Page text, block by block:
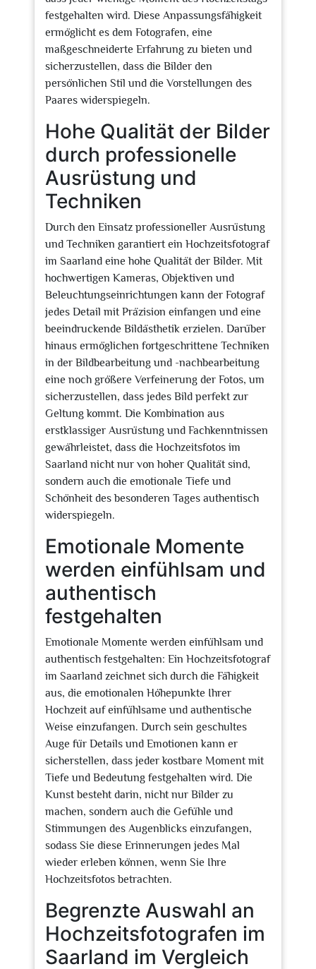
festgehalten wird. Diese Anpassungsfähigkeit
ermöglicht es dem Fotografen, eine
maßgeschneiderte Erfahrung zu bieten und
sicherzustellen, dass die Bilder den
persönlichen Stil und die Vorstellungen des
Paares widerspiegeln.
Hohe Qualität der Bilder
durch professionelle
Ausrüstung und
Techniken
Durch den Einsatz professioneller Ausrüstung
und Techniken garantiert ein Hochzeitsfotograf
im Saarland eine hohe Qualität der Bilder. Mit
hochwertigen Kameras, Objektiven und
Beleuchtungseinrichtungen kann der Fotograf
jedes Detail mit Präzision einfangen und eine
beeindruckende Bildästhetik erzielen. Darüber
hinaus ermöglichen fortgeschrittene Techniken
in der Bildbearbeitung und -nachbearbeitung
eine noch größere Verfeinerung der Fotos, um
sicherzustellen, dass jedes Bild perfekt zur
Geltung kommt. Die Kombination aus
erstklassiger Ausrüstung und Fachkenntnissen
gewährleistet, dass die Hochzeitsfotos im
Saarland nicht nur von hoher Qualität sind,
sondern auch die emotionale Tiefe und
Schönheit des besonderen Tages authentisch
widerspiegeln.
Emotionale Momente
werden einfühlsam und
authentisch
festgehalten
Emotionale Momente werden einfühlsam und
authentisch festgehalten: Ein Hochzeitsfotograf
im Saarland zeichnet sich durch die Fähigkeit
aus, die emotionalen Höhepunkte Ihrer
Hochzeit auf einfühlsame und authentische
Weise einzufangen. Durch sein geschultes
Auge für Details und Emotionen kann er
sicherstellen, dass jeder kostbare Moment mit
Tiefe und Bedeutung festgehalten wird. Die
Kunst besteht darin, nicht nur Bilder zu
machen, sondern auch die Gefühle und
Stimmungen des Augenblicks einzufangen,
sodass Sie diese Erinnerungen jedes Mal
wieder erleben können, wenn Sie Ihre
Hochzeitsfotos betrachten.
Begrenzte Auswahl an
Hochzeitsfotografen im
Saarland im Vergleich